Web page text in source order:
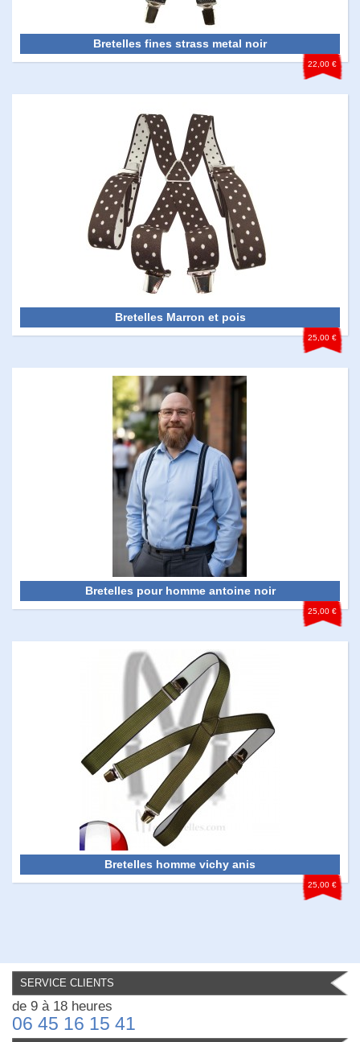
Bretelles fines strass metal noir
22,00 €
Bretelles Marron et pois
25,00 €
Bretelles pour homme antoine noir
25,00 €
Bretelles homme vichy anis
25,00 €
SERVICE CLIENTS
de 9 à 18 heures
06 45 16 15 41